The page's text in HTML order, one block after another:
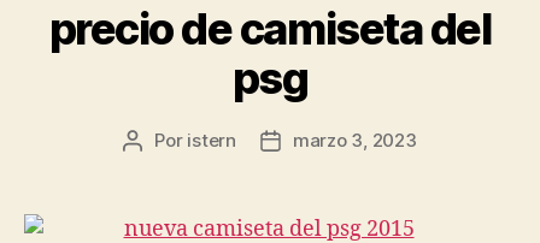
precio de camiseta del
psg
Autor
entrada
Por istern
Fecha
entrada
marzo 3, 2023